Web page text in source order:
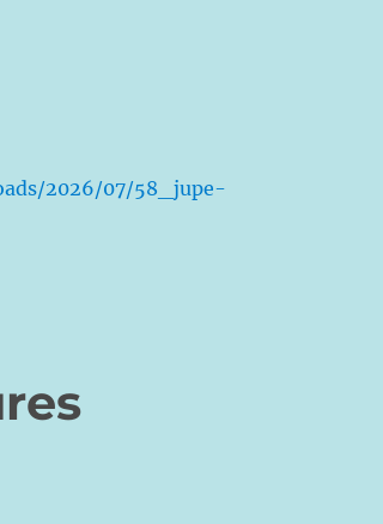
2026/07/58_jupe-